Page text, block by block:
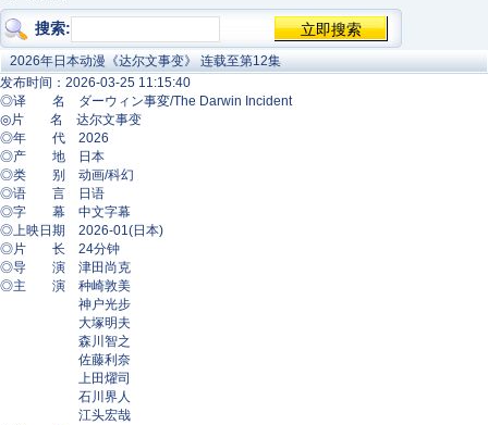
搜索:
2026年日本动漫《达尔文事变》 连载至第12集
发布时间：2026-03-25 11:15:40
◎译 名 ダーウィン事変/The Darwin Incident
◎片 名 达尔文事变
◎年 代 2026
◎产 地 日本
◎类 别 动画/科幻
◎语 言 日语
◎字 幕 中文字幕
◎上映日期 2026-01(日本)
◎片 长 24分钟
◎导 演 津田尚克
◎主 演 种崎敦美
神户光步
大塚明夫
森川智之
佐藤利奈
上田燿司
石川界人
江头宏哉